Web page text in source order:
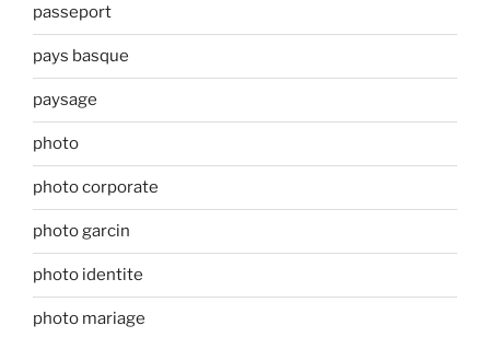
passeport
pays basque
paysage
photo
photo corporate
photo garcin
photo identite
photo mariage